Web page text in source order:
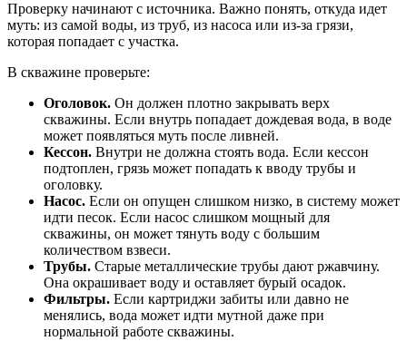
Проверку начинают с источника. Важно понять, откуда идет
муть: из самой воды, из труб, из насоса или из-за грязи,
которая попадает с участка.
В скважине проверьте:
Оголовок. Он должен плотно закрывать верх
скважины. Если внутрь попадает дождевая вода, в воде
может появляться муть после ливней.
Кессон. Внутри не должна стоять вода. Если кессон
подтоплен, грязь может попадать к вводу трубы и
оголовку.
Насос. Если он опущен слишком низко, в систему может
идти песок. Если насос слишком мощный для
скважины, он может тянуть воду с большим
количеством взвеси.
Трубы. Старые металлические трубы дают ржавчину.
Она окрашивает воду и оставляет бурый осадок.
Фильтры. Если картриджи забиты или давно не
менялись, вода может идти мутной даже при
нормальной работе скважины.